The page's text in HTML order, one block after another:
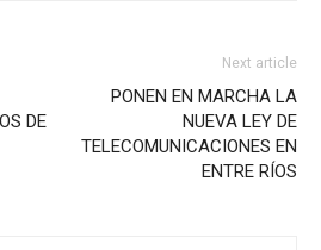
DE
Next article
PONEN EN MARCHA LA
NUEVA LEY DE
TELECOMUNICACIONES EN
ENTRE RÍOS